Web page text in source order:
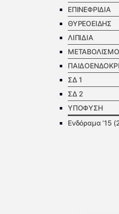
ΕΠΙΝΕΦΡΙΔΙΑ
ΘΥΡΕΟΕΙΔΗΣ
ΛΙΠΙΔΙΑ
ΣΔ 1
ΣΔ 2
ΥΠΟΦΥΣΗ
Ενδόραμα ’15